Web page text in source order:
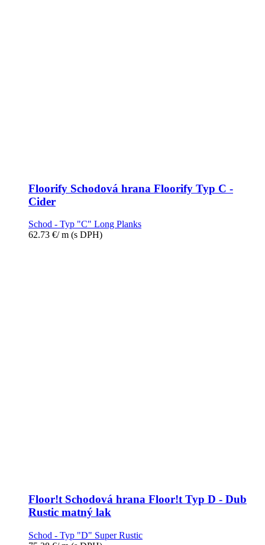
Floorify Schodová hrana Floorify Typ C -
Cider
Schod - Typ "C" Long Planks
62.73 €/ m (s DPH)
Floor!t Schodová hrana Floor!t Typ D - Dub
Rustic matný lak
Schod - Typ "D" Super Rustic